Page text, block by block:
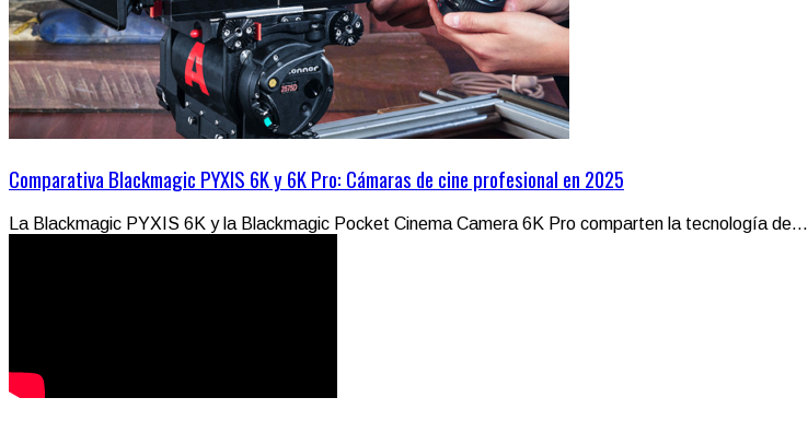
Comparativa Blackmagic PYXIS 6K y 6K Pro: Cámaras de cine profesional en 2025
La Blackmagic PYXIS 6K y la Blackmagic Pocket Cinema Camera 6K Pro comparten la tecnología de...